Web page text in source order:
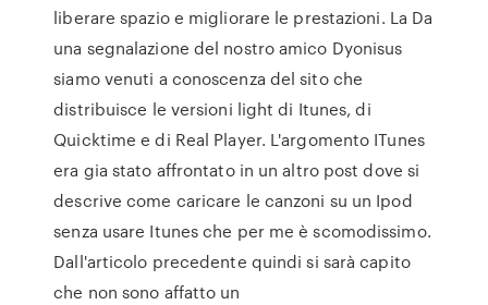
liberare spazio e migliorare le prestazioni. La Da
una segnalazione del nostro amico Dyonisus
siamo venuti a conoscenza del sito che
distribuisce le versioni light di Itunes, di
Quicktime e di Real Player. L'argomento ITunes
era gia stato affrontato in un altro post dove si
descrive come caricare le canzoni su un Ipod
senza usare Itunes che per me è scomodissimo.
Dall'articolo precedente quindi si sarà capito
che non sono affatto un